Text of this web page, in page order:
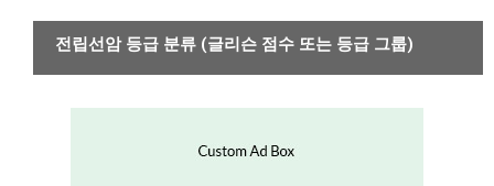
전립선암 등급 분류 (글리슨 점수 또는 등급 그룹)